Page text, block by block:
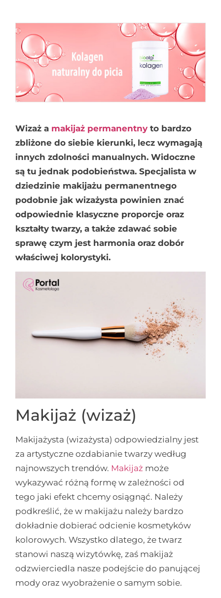
Wizaż a makijaż permanentny to bardzo
zbliżone do siebie kierunki, lecz wymagają
innych zdolności manualnych. Widoczne
są tu jednak podobieństwa. Specjalista w
dziedzinie makijażu permanentnego
podobnie jak wizażysta powinien znać
odpowiednie klasyczne proporcje oraz
kształty twarzy, a także zdawać sobie
sprawę czym jest harmonia oraz dobór
właściwej kolorystyki.
Makijaż (wizaż)
Makijażysta (wizażysta) odpowiedzialny jest
za artystyczne ozdabianie twarzy według
najnowszych trendów. Makijaż może
wykazywać różną formę w zależności od
tego jaki efekt chcemy osiągnąć. Należy
podkreślić, że w makijażu należy bardzo
dokładnie dobierać odcienie kosmetyków
kolorowych. Wszystko dlatego, że twarz
stanowi naszą wizytówkę, zaś makijaż
odzwierciedla nasze podejście do panującej
mody oraz wyobrażenie o samym sobie.